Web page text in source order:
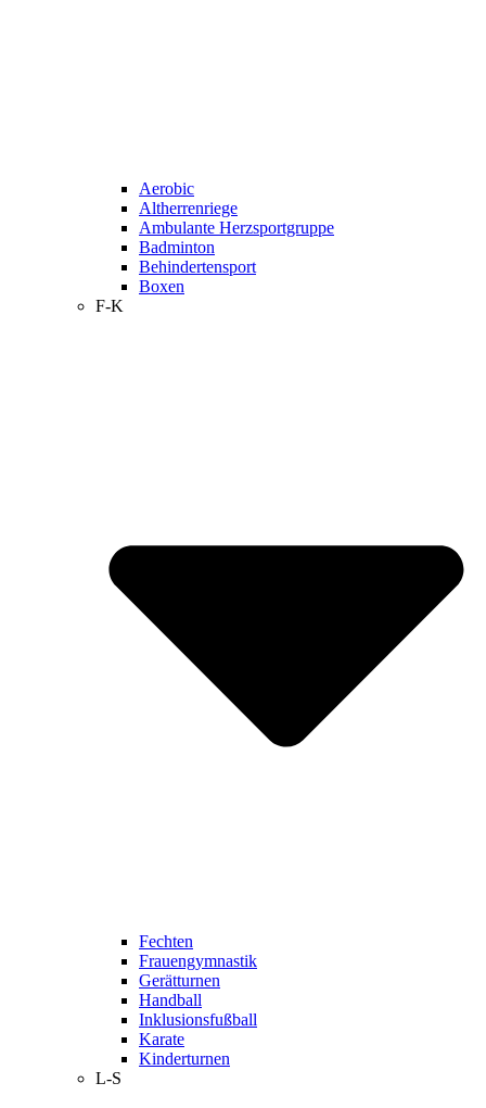
Aerobic
Altherrenriege
Ambulante Herzsportgruppe
Badminton
Behindertensport
Boxen
F-K
Fechten
Frauengymnastik
Gerätturnen
Handball
Inklusionsfußball
Karate
Kinderturnen
L-S